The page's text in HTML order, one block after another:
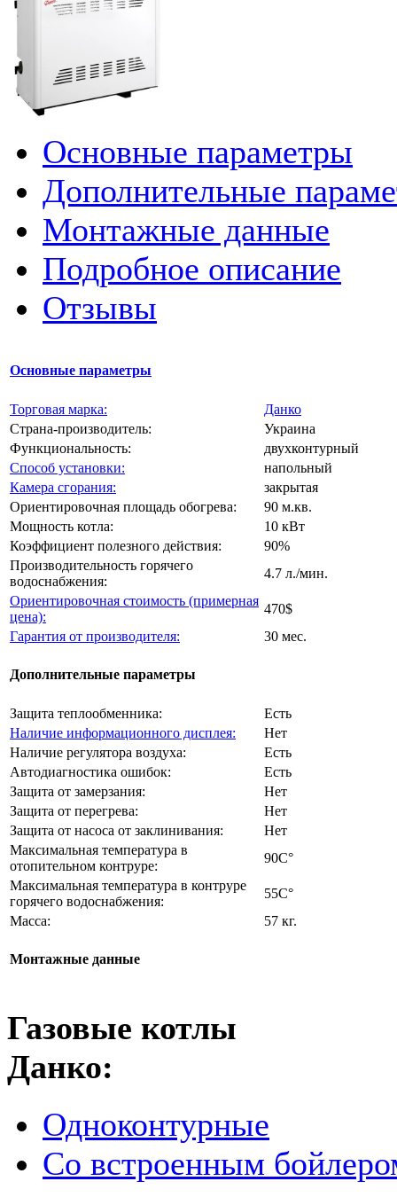
Основные параметры
Дополнительные
Монтажные данные
Подробное описание
Отзывы
Основные параметры
Торговая марка:
Данко
Страна-производитель:
Украина
Функциональность:
двухконтурный
Способ установки:
напольный
Камера сгорания:
закрытая
Ориентировочная площадь обогрева:
90 м.кв.
Мощность котла:
10 кВт
Коэффициент полезного действия:
90%
Производительность горячего
водоснабжения:
4.7 л./мин.
Ориентировочная стоимость (примерная
цена):
470$
Гарантия от производителя:
30 мес.
Дополнительные параметры
Защита теплообменника:
Есть
Наличие информационного дисплея:
Нет
Наличие регулятора воздуха:
Есть
Автодиагностика ошибок:
Есть
Защита от замерзания:
Нет
Защита от перегрева:
Нет
Защита от насоса от заклинивания:
Нет
Максимальная температура в
отопительном контруре:
90C°
Максимальная температура в контруре
горячего водоснабжения:
55C°
Масса:
57 кг.
Монтажные данные
Газовые котлы
Данко:
Одноконтурные
Со встроенным